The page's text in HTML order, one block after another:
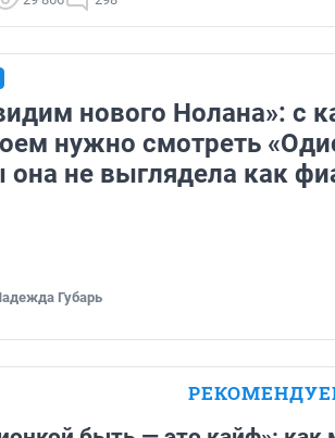
нового Нолана»: с
нужно смотреть
она не выглядела как
Губарь